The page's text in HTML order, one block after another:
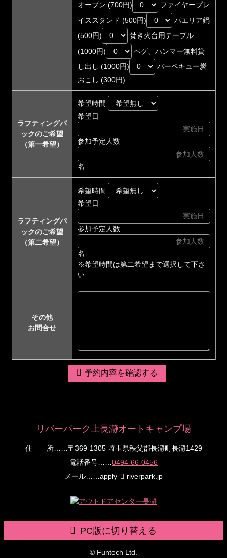
オーブン (700円)
ファイヤープレ
イススタンド (500円)
パエリア鍋
(500円)
焚き火台用テーブル
(1000円)
ペグ、ハンマー無料貸
し出し (1000円)
バーベキュー炭
おこし (300円)
ラフティングパ
ックのご希望
（第一希望）
希望時間
希望日
参加予定人数
名
ラフティングパ
ックのご希望
（第二希望）
希望時間
希望日
参加予定人数
名
※希望時間は第二希望まで選択して下さ
い
その他
お問合せ
予約内容を確認する
リバーパーク上長瀞オートキャンプ場
住 所……〒369-1305 埼玉県秩父郡長瀞町長瀞1429
電話番号
0494-66-0456
メール……apply riverpark.jp
PC版に切り替える
© Funtech Ltd.